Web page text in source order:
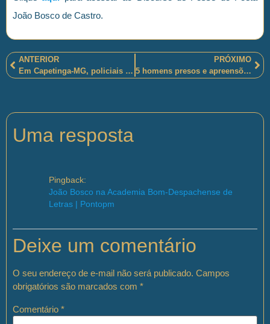
João Bosco de Castro.
ANTERIOR
Em Capetinga-MG, policiais militares mineiros encontram esconderijo e apreendem armas e vários explosivos
PRÓXIMO
5 homens presos e apreensões (de drogas, materiais de tráfico, armas munições, redes de pescas etc.) pelos policiais militares sul-rio-grandenses
Uma resposta
Pingback:
João Bosco na Academia Bom-Despachense de
Letras | Pontopm
Deixe um comentário
O seu endereço de e-mail não será publicado. Campos
obrigatórios são marcados com *
Comentário *